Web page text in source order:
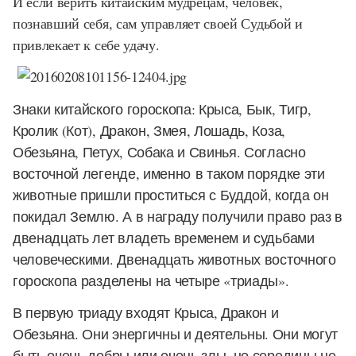
познавший себя, сам управляет своей Судьбой и
привлекает к себе удачу.
Знаки китайского гороскопа: Крыса, Бык, Тигр,
Кролик (Кот), Дракон, Змея, Лошадь, Коза,
Обезьяна, Петух, Собака и Свинья. Согласно
восточной легенде, именно в таком порядке эти
животные пришли проститься с Буддой, когда он
покидал Землю. А в награду получили право раз в
двенадцать лет владеть временем и судьбами
человеческими. Двенадцать животных восточного
гороскопа разделены на четыре «триады».
В первую триаду входят Крыса, Дракон и
Обезьяна. Они энергичны и деятельны. Они могут